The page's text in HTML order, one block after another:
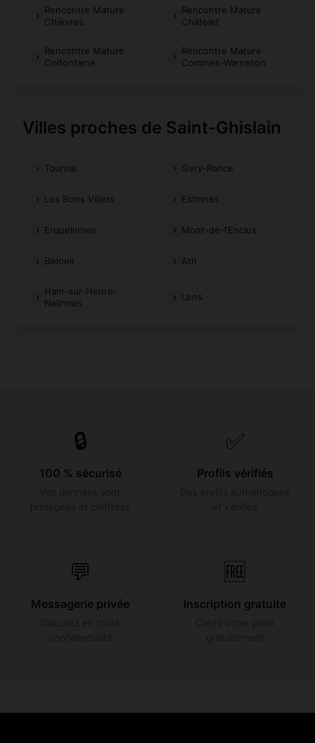
Rencontre Mature
Chièvres
Rencontre Mature
Châtelet
Rencontre Mature
Colfontaine
Rencontre Mature
Comines-Warneton
Villes proches de Saint-Ghislain
Tournai Sivry-Rance
Les Bons Villers Estinnes
Erquelinnes Mont-de-l’Enclus
Beloeil Ath
Ham-sur-Heure-
Nalinnes
Lens
🔒
100 % sécurisé
✅
Profils vérifiés
💬
Messagerie privée
🆓
Inscription gratuite